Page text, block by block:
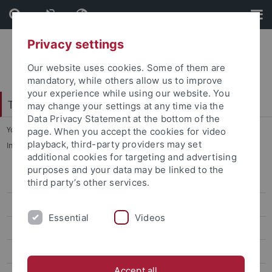
Skip
to
content
Skip
to
footer
Tübingen School of Education (TüSE)
You are here: Home
...
Information on the Teacher Education Program
Bachelor of Education / Master of Education
Extension Subject
Privacy settings
Our website uses cookies. Some of them are
mandatory, while others allow us to improve
your experience while using our website. You
may change your settings at any time via the
Data Privacy Statement at the bottom of the
page. When you accept the cookies for video
playback, third-party providers may set
additional cookies for targeting and advertising
purposes and your data may be linked to the
third party’s other services.
Essential Videos